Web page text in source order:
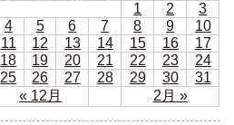
« 12月 2月 »
1 2
3
4
5 6 7 8 9
10
11
12 13 14 15 16
17
18
19 20 21 22 23
24
25
26 27 28 29 30 31